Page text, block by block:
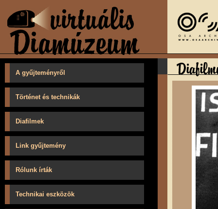
A gyűjteményről
Történet és technikák
Diafilmek
Link gyűjtemény
Rólunk írták
Technikai eszközök